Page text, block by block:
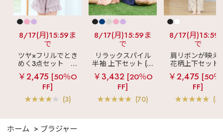
8/17(月)15:59ま
で
ツヤ×フリルでとき
めく3点セット
シ
ルキー ショートパ
ンツ 3点セット
￥2,475 [50％O
FF]
(3)
8/17(月)15:59ま
で
リラックスパイル
半袖 上下セット (男
女兼用サイズ)
￥3,432 [20％O
FF]
(70)
8/17(月)15:59
で
肩リボンが映え
花柄上下セット
メニーフラワー
ングパンツ 上下
ット
￥2,475 [50
FF]
(3)
ホーム
ブラジャー